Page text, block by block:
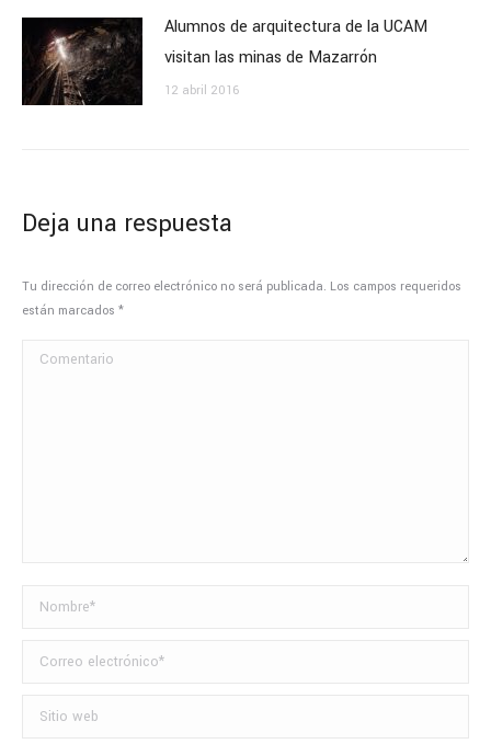
Alumnos de arquitectura de la UCAM
visitan las minas de Mazarrón
12 abril 2016
Deja una respuesta
Tu dirección de correo electrónico no será publicada. Los campos requeridos
están marcados *
Comentario
Nombre *
Correo electrónico *
Sitio web